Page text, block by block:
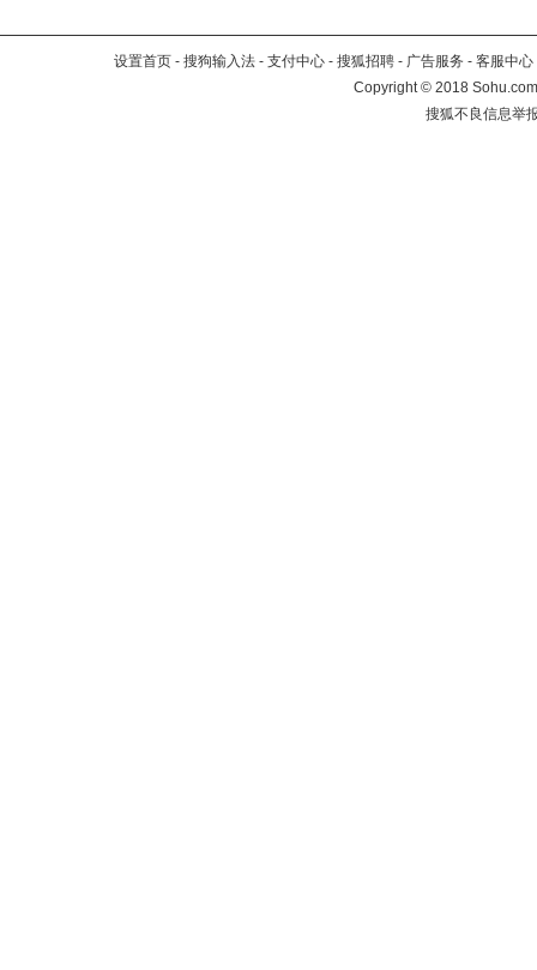
设置首页 - 搜狗输入法 - 支付中心 - 搜狐招聘 - 广告服务 - 客服中心
Copyright©2018
搜狐不良信息举